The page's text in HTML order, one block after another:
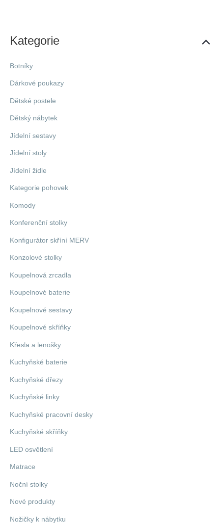
Kategorie
Botníky
Dárkové poukazy
Dětské postele
Dětský nábytek
Jídelní sestavy
Jídelní stoly
Jídelní židle
Kategorie pohovek
Komody
Konferenční stolky
Konfigurátor skříní MERV
Konzolové stolky
Koupelnová zrcadla
Koupelnové baterie
Koupelnové sestavy
Koupelnové skříňky
Křesla a lenošky
Kuchyňské baterie
Kuchyňské dřezy
Kuchyňské linky
Kuchyňské pracovní desky
Kuchyňské skříňky
LED osvětlení
Matrace
Noční stolky
Nové produkty
Nožičky k nábytku